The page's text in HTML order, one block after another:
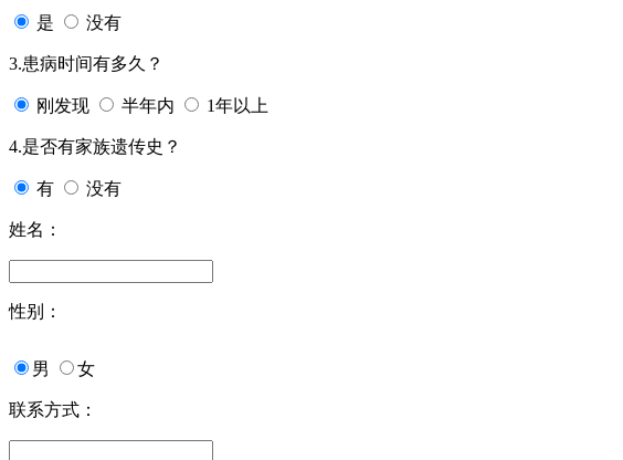
是 没有
3.患病时间有多久？
刚发现 半年内 1年以上
4.是否有家族遗传史？
有 没有
姓名：
性别：
男 女
联系方式：